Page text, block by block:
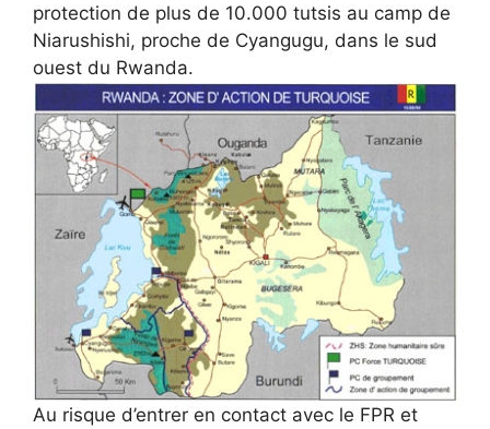
protection de plus de 10.000 tutsis au camp de
Niarushishi, proche de Cyangugu, dans le sud
ouest du Rwanda.
Au risque d’entrer en contact avec le FPR et